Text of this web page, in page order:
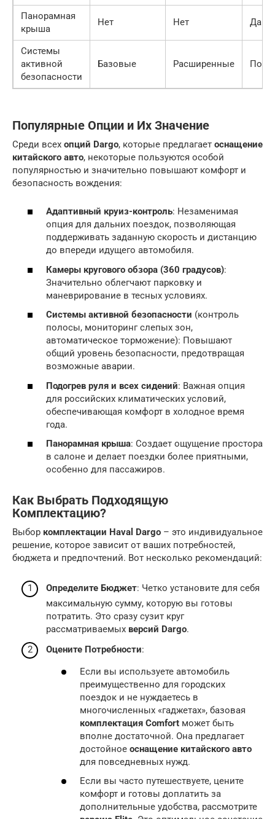
Панорамная
крыша
Нет Нет Да
Системы
активной
безопасности
Базовые Расширенные
Популярные Опции и Их Значение
Среди всех опций Dargo, которые предлагает оснащение
китайского авто, некоторые пользуются особой
популярностью и значительно повышают комфорт и
безопасность вождения:
Адаптивный круиз-контроль: Незаменимая
опция для дальних поездок, позволяющая
поддерживать заданную скорость и дистанцию
до впереди идущего автомобиля.
Камеры кругового обзора (360 градусов):
Значительно облегчают парковку и
маневрирование в тесных условиях.
Системы активной безопасности (контроль
полосы, мониторинг слепых зон,
автоматическое торможение): Повышают
общий уровень безопасности, предотвращая
возможные аварии.
Подогрев руля и всех сидений: Важная опция
для российских климатических условий,
обеспечивающая комфорт в холодное время
года.
Панорамная крыша: Создает ощущение простора
в салоне и делает поездки более приятными,
особенно для пассажиров.
Как Выбрать Подходящую
Комплектацию?
Выбор комплектации Haval Dargo – это индивидуальное
решение, которое зависит от ваших потребностей,
бюджета и предпочтений. Вот несколько рекомендаций:
Определите Бюджет: Четко установите для себя
максимальную сумму, которую вы готовы
потратить. Это сразу сузит круг
рассматриваемых версий Dargo.
Оцените Потребности:
Если вы используете автомобиль
преимущественно для городских
поездок и не нуждаетесь в
многочисленных «гаджетах», базовая
комплектация Comfort может быть
вполне достаточной. Она предлагает
достойное оснащение китайского авто
для повседневных нужд.
Если вы часто путешествуете, цените
комфорт и готовы доплатить за
дополнительные удобства, рассмотрите